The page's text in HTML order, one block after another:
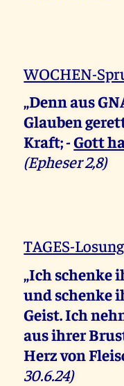
WOCHEN-
„Denn aus
Glauben
Kraft; -Gott
(Epheser 2,8)
TAGES-Losung
„Ich schenke
und schenke
Geist. Ich
aus ihrer
Herz von
30.6.24)